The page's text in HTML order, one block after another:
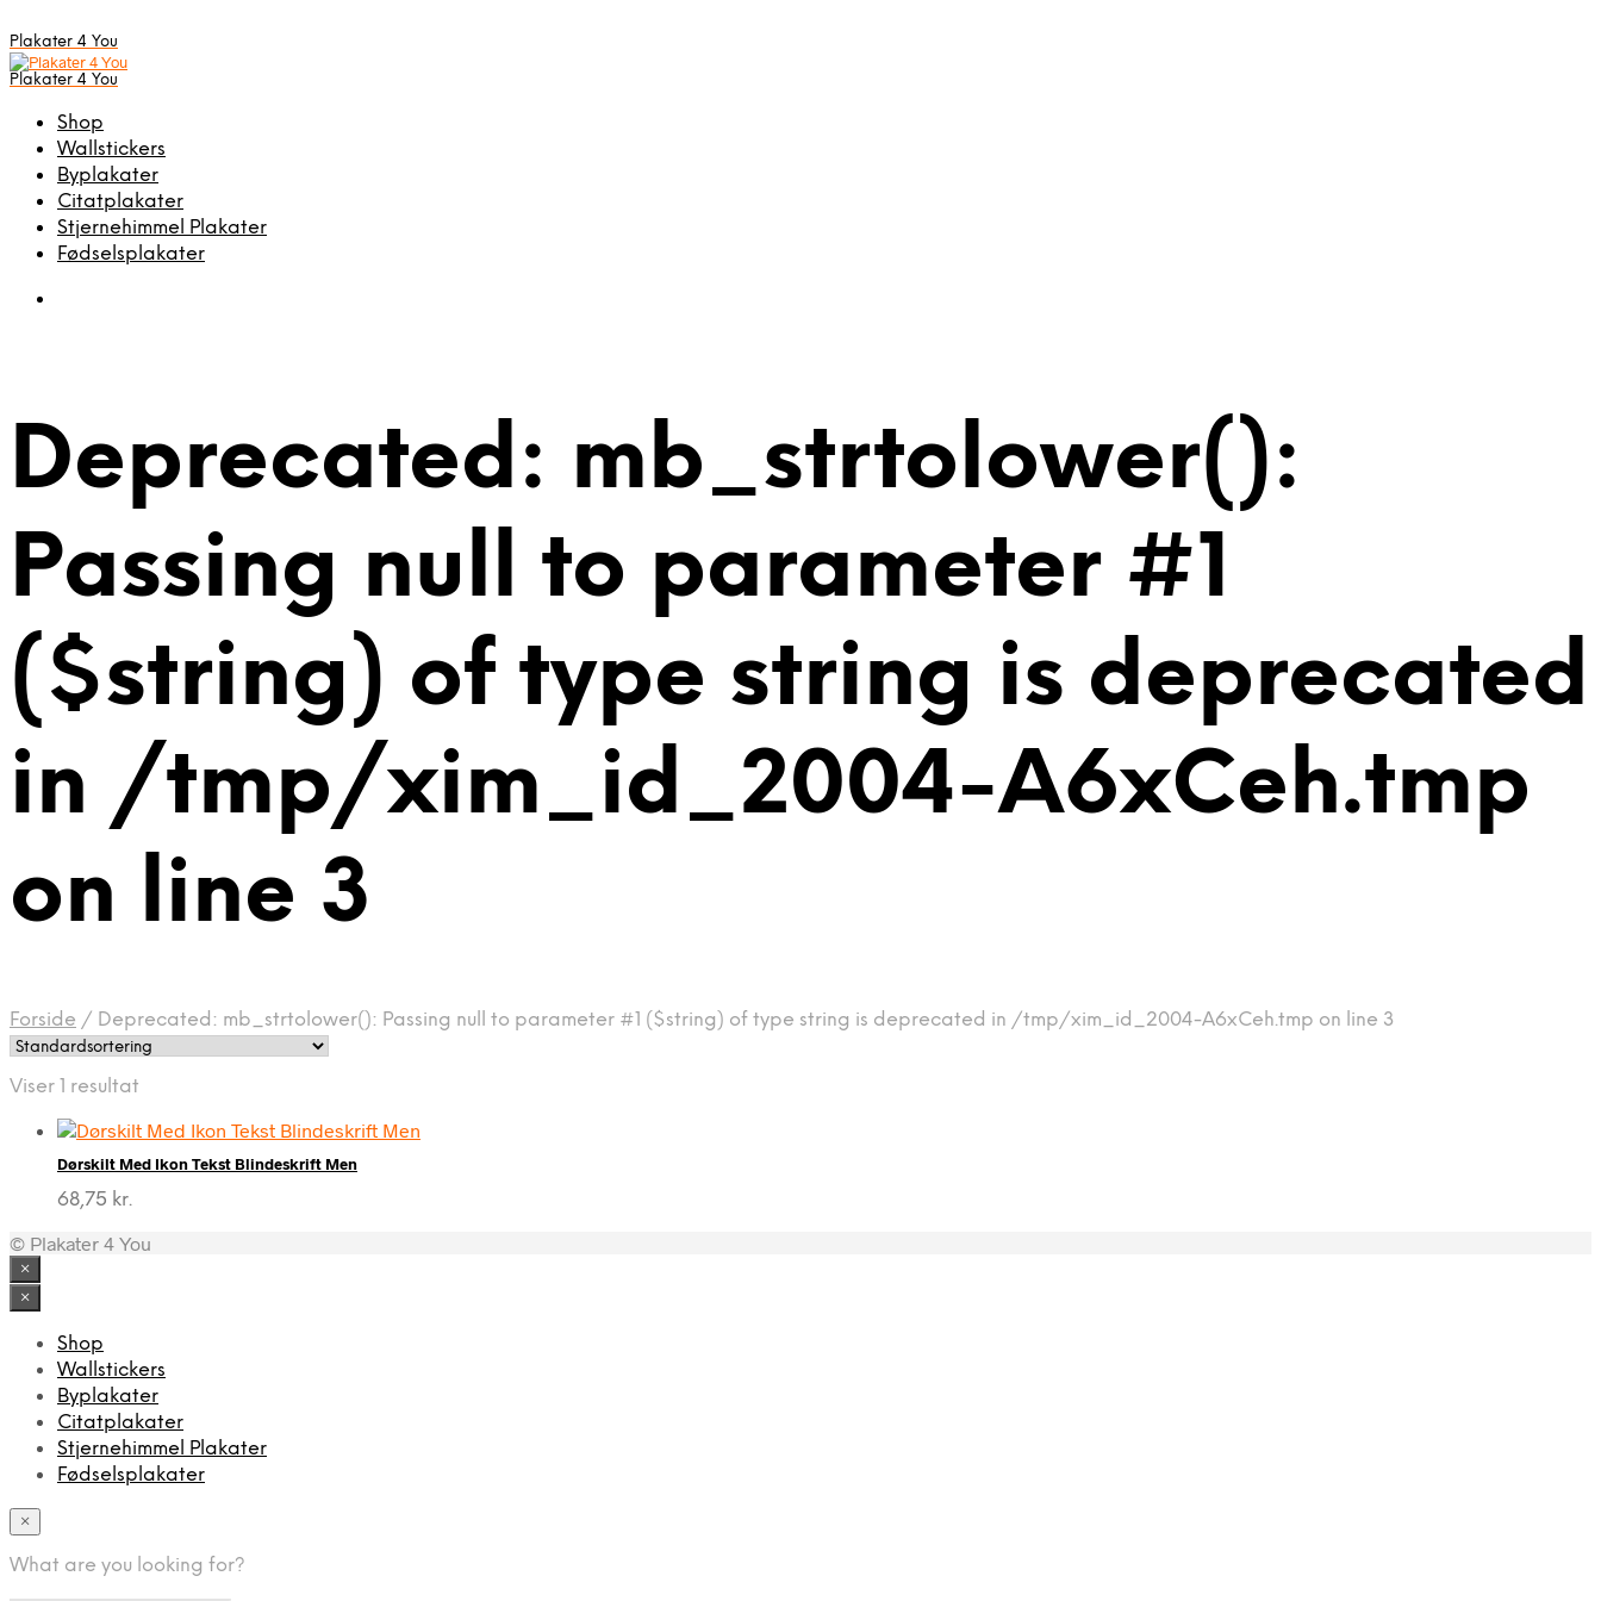
Plakater 4 You
Plakater 4 You
Shop
Wallstickers
Byplakater
Citatplakater
Stjernehimmel Plakater
Fødselsplakater
Deprecated: mb_strtolower():
Passing null to parameter #1
($string) of type string is deprecated
in /tmp/xim_id_2004-A6xCeh.tmp
on line 3
Forside / Deprecated: mb_strtolower(): Passing null to parameter #1 ($string) of type string is deprecated in /tmp/xim_id_2004-A6xCeh.tmp on line 3
Viser 1 resultat
Dørskilt Med Ikon Tekst Blindeskrift Men
68,75 kr.
© Plakater 4 You
×
×
Shop
Wallstickers
Byplakater
Citatplakater
Stjernehimmel Plakater
Fødselsplakater
×
What are you looking for?